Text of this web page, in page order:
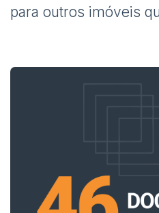
para outros imóveis